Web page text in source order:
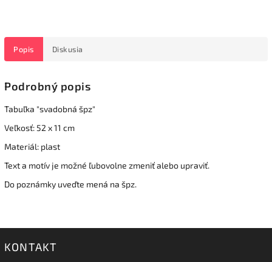
Popis Diskusia
Podrobný popis
Tabuľka "svadobná špz"
Veľkosť: 52 x 11 cm
Materiál: plast
Text a motív je možné ľubovolne zmeniť alebo upraviť.
Do poznámky uveďte mená na špz.
KONTAKT